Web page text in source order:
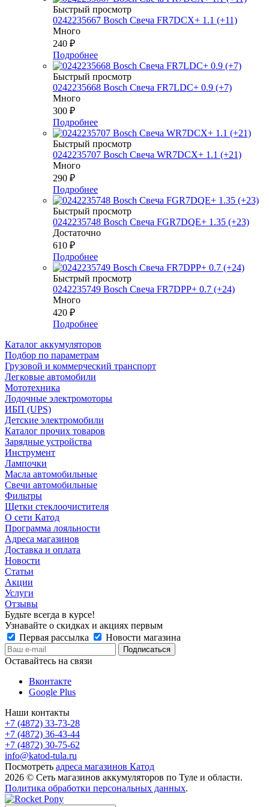
Быстрый просмотр
0242235667 Bosch Свеча FR7DCX+ 1.1 (+11)
Много
240 ₽
Подробнее
Быстрый просмотр
0242235668 Bosch Свеча FR7LDC+ 0.9 (+7)
Много
300 ₽
Подробнее
Быстрый просмотр
0242235707 Bosch Свеча WR7DCX+ 1.1 (+21)
Много
290 ₽
Подробнее
Быстрый просмотр
0242235748 Bosch Свеча FGR7DQE+ 1.35 (+23)
Достаточно
610 ₽
Подробнее
Быстрый просмотр
0242235749 Bosch Свеча FR7DPP+ 0.7 (+24)
Много
420 ₽
Подробнее
Каталог аккумуляторов
Подбор по параметрам
Грузовой и коммерческий транспорт
Легковые автомобили
Мототехника
Лодочные электромоторы
ИБП (UPS)
Детские электромобили
Каталог прочих товаров
Зарядные устройства
Инструмент
Лампочки
Масла автомобильные
Свечи автомобильные
Фильтры
Щетки стеклоочистителя
О сети Катод
Программа лояльности
Адреса магазинов
Доставка и оплата
Новости
Статьи
Акции
Услуги
Отзывы
Будьте всегда в курсе!
Узнавайте о скидках и акциях первым
Первая рассылка
Новости магазина
Оставайтесь на связи
Вконтакте
Google Plus
Наши контакты
+7 (4872) 33-73-28
+7 (4872) 36-43-44
+7 (4872) 30-75-62
info@katod-tula.ru
Посмотреть адреса магазинов Катод
2026 © Сеть магазинов аккумуляторов по Туле и области.
Политика обработки персональных данных.